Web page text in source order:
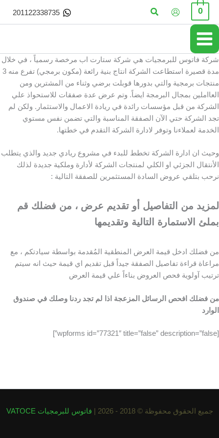
تخطي
المحتوى
0 البحث 201122338735
شركة فاتوس للبرمجيات هي شركة ستارت اب مرخصة رسمياً ، في خلال
مدة قصيرة استطاعت الشركة انتاج بنية رائعة (مكون برمجي) تفرع منه 3
منتجات برمجية والتي بدورها قوبلت برضي وثناء من المشترين ومن
العااملين بمجال البرمجة ايضاً. وتم عرض عدة صفقات للاستحواذ علي
الشركة من قبل مؤسسات رائدة في ريادة الاعمال والاستثمار. ولكن لم
تجد الشركة حتي الآن الصفقة المناسبة والتي تضمن نفس مستوي
الخدمة لعملاءنا وتوفر لادارة الشركة التقدم في خطتها.
وحيث ان ادارة الشركة تخطط للبدء في مشروع ريادي جديد والذي يتطلب
الأنتقال الجزئي او الكلي لمنتجات الشركة لأدارة وملكية جديدة لذلك
نرحب بتلقي عروض السادة المستثمرين للصفقة التالية :
لمزيد من التفاصيل أو تقديم عرض ، من فضلك قم
بملئ الاستمارة التالية وتقديمها
من فضلك ادخل قيمة العرض المنطقية المُقدمة بواسطة سيادتكم ، مع
مراعاة قراءة تفاصيل الصفقة جيداً قبل تقديم اي قيمة حيث انه سيتم
ترتيب آولوية فحص العروض بناءاً علي قيمة العرض
من فضلك افحص الرسائل المزعجة اذا لم تجد ردنا وصلك في صندوق
الوارد
[wpforms id=”77321″ title=”false” description=”false”]
جميع الحقوق محفوظة © 2018 - 2026 | فاتوس للبرمجيات VATOCE